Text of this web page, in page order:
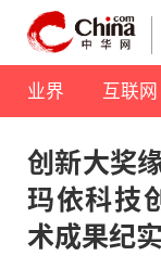
业界 互联网
创新大奖
玛依科技
术成果纪实